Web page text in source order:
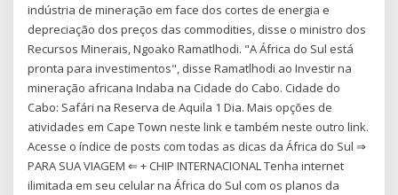
indústria de mineração em face dos cortes de energia e
depreciação dos preços das commodities, disse o ministro dos
Recursos Minerais, Ngoako Ramatlhodi. "A África do Sul está
pronta para investimentos", disse Ramatlhodi ao Investir na
mineração africana Indaba na Cidade do Cabo. Cidade do
Cabo: Safári na Reserva de Aquila 1 Dia. Mais opções de
atividades em Cape Town neste link e também neste outro link.
Acesse o índice de posts com todas as dicas da África do Sul ⇒
PARA SUA VIAGEM ⇐ + CHIP INTERNACIONAL Tenha internet
ilimitada em seu celular na África do Sul com os planos da